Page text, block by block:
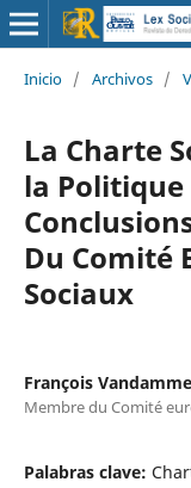
Inicio / Archivos /
La Charte
la Politique
Du Comité
Sociaux
François Vandamme
Membre du Comité
Palabras clave: